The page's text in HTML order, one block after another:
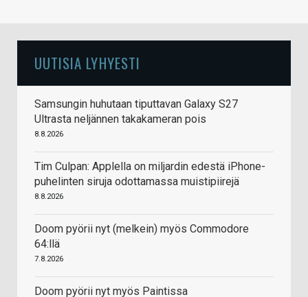
UUTISIA LYHYESTI
Samsungin huhutaan tiputtavan Galaxy S27
Ultrasta neljännen takakameran pois
8.8.2026
Tim Culpan: Applella on miljardin edestä iPhone-
puhelinten siruja odottamassa muistipiirejä
8.8.2026
Doom pyörii nyt (melkein) myös Commodore
64:llä
7.8.2026
Doom pyörii nyt myös Paintissa